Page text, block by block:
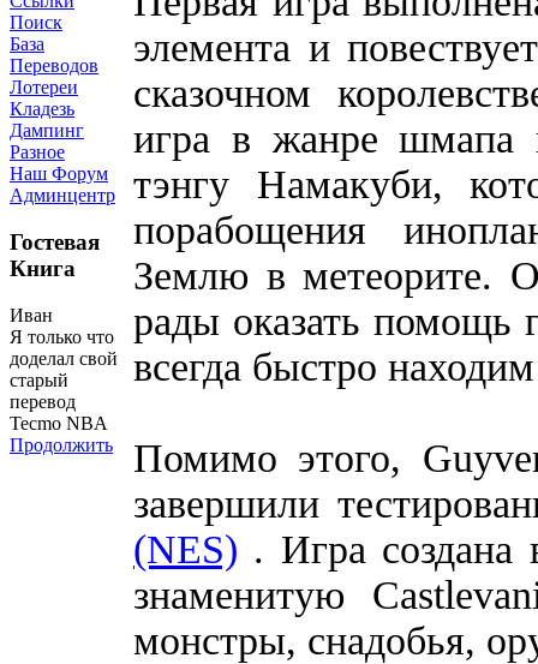
Поиск
База
Переводов
Лотереи
Кладезь
Дампинг
Разное
Наш Форум
Админцентр
Гостевая
Книга
Иван
Я только что
доделал свой
старый
перевод
Tecmo NBA
Продолжить
элемента и
сказочном
игра в жанре шмапа
тэнгу Намакуби,
порабощения
Землю в метеорите.
рады оказать помощь
всегда быстро
Помимо этого,
завершили
(NES) . Игра создана
знаменитую
монстры, снадобья,